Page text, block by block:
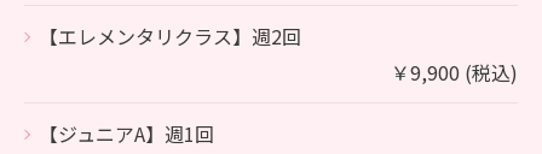
【エレメンタリクラス】週2回
￥9,900 (税込)
【ジュニアA】週1回